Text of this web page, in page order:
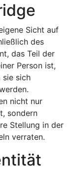
Sicht auf
des
das Teil der
Person ist,
sie sich
nicht nur
sondern
Stellung in der
verraten.